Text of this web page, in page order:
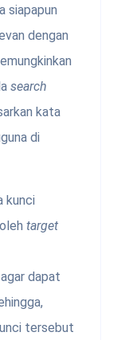
siapapun
dengan
search
kata
di
kunci
target
agar dapat
tersebut